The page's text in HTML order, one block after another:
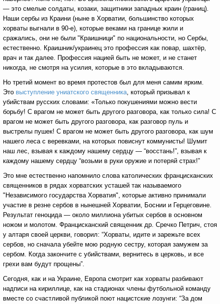
— это смелые солдаты, козаки, защитники западных краин (границ).
Наши сербы из Краини (ныне в Хорватии, большинство которых
хорваты выгнали в 90-е), которые веками на границе жили и
сражались, они не были "Краишници" по национальности, но Сербы,
естественно. Краишник/украинец это профессия как повар, шахтёр,
врач и так далее. Профессия нацией быть не может, и не станет
никогда, не смотря на усилия, которые в это вкладываются.
Но третий момент во время протестов был для меня самим ярким.
Это выступление униатского священника, который призывал к
убийствам русских словами: «Только покушениями можно вести
борьбу! С врагом не может быть другого разговора, как только сила! С
врагом не может быть другого разговора, как разговор пуль и
выстрелы пушек! С врагом не может быть другого разговора, как шум
нашего леса с веревками, на которых повиснут коммунисты! Шумит
наш лес, взывая к каждому нашему сердцу — “восстань!”, взывая к
каждому нашему сердцу “возьми в руки оружие и потеряй страх!”
Это мне естественно напомнило слова католических францисканских
священников в рядах хорватских усташей так называемого
"Независимого государства Хорватия", которые активно принимали
участие в резне сербов в нынешней Хорватии, Боснии и Герцеговине.
Результат геноцида — около миллиона убитых сербов в основном
ножом и молотом. Францисканский священник др. Сречко Петрич, стоя
у алтаря своей церкви, говорил: “Хорваты, идите и зарежьте всех
сербов, но сначала убейте мою родную сестру, которая замужем за
сербом. Когда закончите с убийствами, вернитесь в церковь, и все
грехи вам будут прощены”.
Сегодня, как и на Украине, Европа смотрит как хорваты разбивают
надписи на кириллице, как на стадионах члены футбольной команду
вместе со счастливой публикой поют нацистские лозунги: “За дом